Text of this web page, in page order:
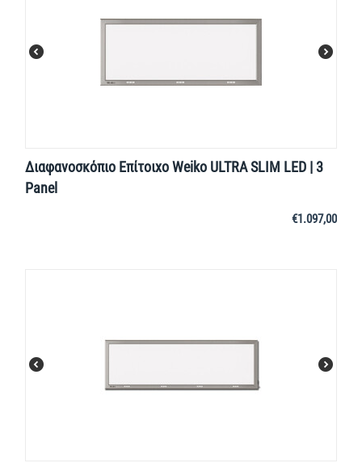
Διαφανοσκόπιο Επίτοιχο Weiko ULTRA SLIM LED | 3
Panel
€1.097,00